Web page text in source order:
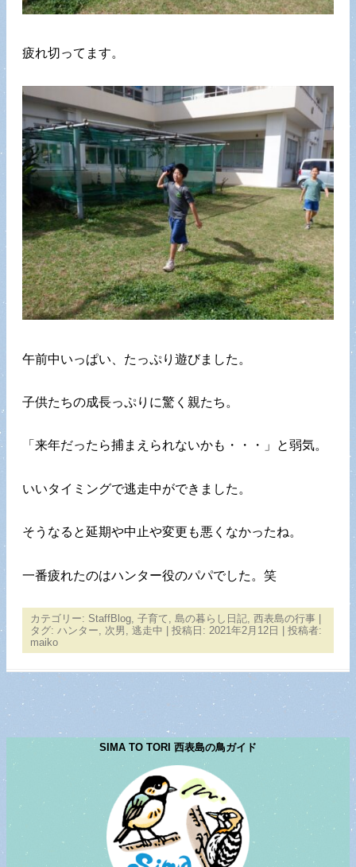
疲れ切ってます。
午前中いっぱい、たっぷり遊びました。
子供たちの成長っぷりに驚く親たち。
「来年だったら捕まえられないかも・・・」と弱気。
いいタイミングで逃走中ができました。
そうなると延期や中止や変更も悪くなかったね。
一番疲れたのはハンター役のパパでした。笑
カテゴリー: StaffBlog, 子育て, 島の暮らし日記, 西表島の行事
タグ: ハンター, 次男 , 逃走中 | 投稿日: 2021年2月12日
投稿者:
maiko
SIMA TO TORI 西表島の鳥ガイド